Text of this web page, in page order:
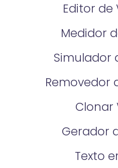
Editor de
Medidor
Simulador
Removedor
Clonar
Gerador
Texto